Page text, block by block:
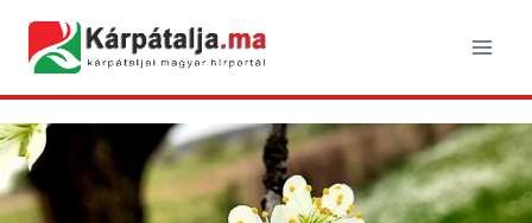
content